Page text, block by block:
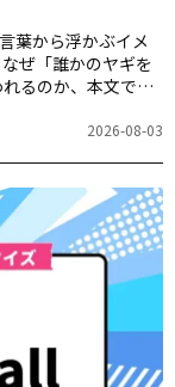
葉から浮かぶイメ
ぜ「誰かのヤギを
るのか、本文で見
2026-08-03